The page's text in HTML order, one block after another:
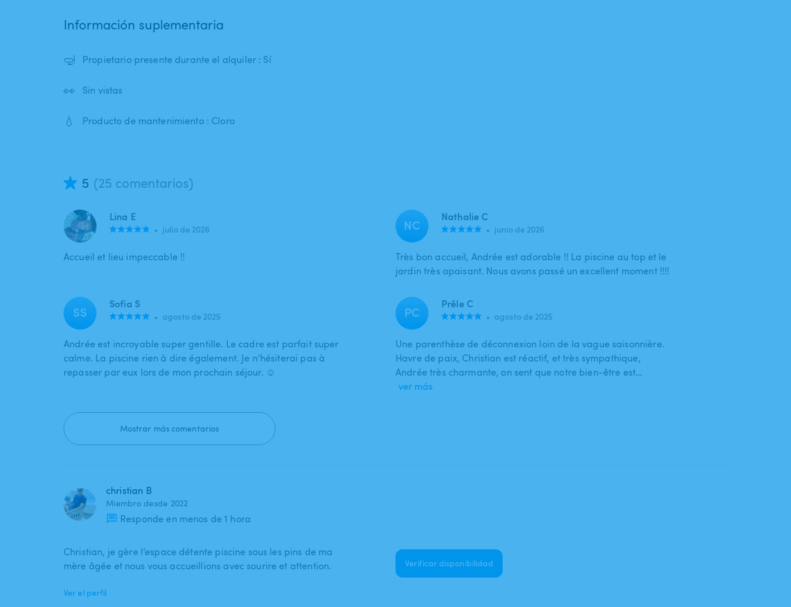
Información suplementaria
🤿 Propietario presente durante el alquiler : Sí
👀 Sin vistas
💧 Producto de mantenimiento : Cloro
5 (25 comentarios)
Lina E
• julio de 2026
Accueil et lieu impeccable !!
NC Nathalie C
• junio de 2026
Très bon accueil, Andrée est adorable !! La piscine au top et le
jardin très apaisant. Nous avons passé un excellent moment !!!!
SS Sofia S
• agosto de 2025
Andrée est incroyable super gentille. Le cadre est parfait super
calme. La piscine rien à dire également. Je n’hésiterai pas à
repasser par eux lors de mon prochain séjour. ☺️
PC Prêle C
• agosto de 2025
Une parenthèse de déconnexion loin de la vague saisonnière.
Havre de paix, Christian est réactif, et très sympathique,
Andrée très charmante, on sent que notre bien-être est…
ver más
Mostrar más comentarios
christian B
Miembro desde 2022
Responde en menos de 1 hora
Christian, je gère l’espace détente piscine sous les pins de ma
mère âgée et nous vous accueillions avec sourire et attention.
Ver el perfil
Verificar disponibilidad